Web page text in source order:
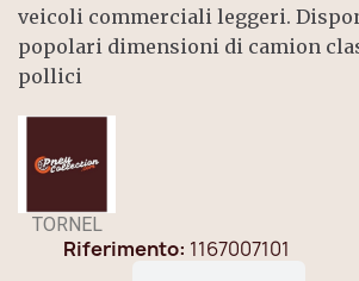
veicoli commerciali leggeri.
popolari dimensioni di camion
pollici
TORNEL
Riferimento 1167007101